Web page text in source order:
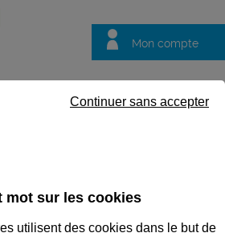
Mon compte
questions
Fil info
mot sur les cookies
utilisent des cookies dans le but de
Continuer sans accepter